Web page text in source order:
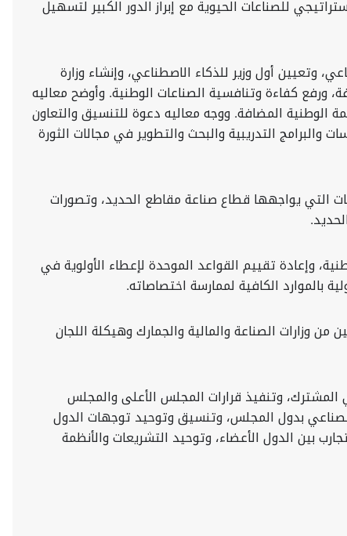
للصناعات الحيوية مع إبراز الدور الكبير لتسهيل
وتعيين أول وزير للذكاء الاصطناعي، وإنشاء وزارة
ورفع كفاءة وتنافسية الصناعات الوطنية. وأوضح معاليه
الوطنية المضافة. ووجه معاليه دعوة للتنسيق والتعاون
التدريبية والبحث والتطوير في مجالات الثورة
التي يواجهها قطاع صناعة مقاطع الحديد، وتصورات
لحماية المنتجات الوطنية، وإعادة تقييم القواعد الموحدة لإعطاء الأولوية في
بالموارد الكافية لممارسة اختصاصاته.
وزارات الصناعة والمالية والجمارك وهيكلة اللجان
العمل الخليجي الصناعي المشترك، وتنفيذ قرارات المجلس الأعلى والمجلس
الصناعي بدول المجلس، وتنسيق وتوحيد توجهات الدول
بين الدول الأعضاء، وتوحيد التشريعات والأنظمة